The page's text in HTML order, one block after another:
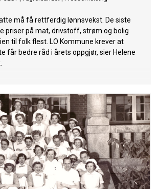
må få rettferdig lønnsvekst. De siste
priser på mat, drivstoff, strøm og bolig
til folk flest. LO Kommune krever at
får bedre råd i årets oppgjør, sier Helene